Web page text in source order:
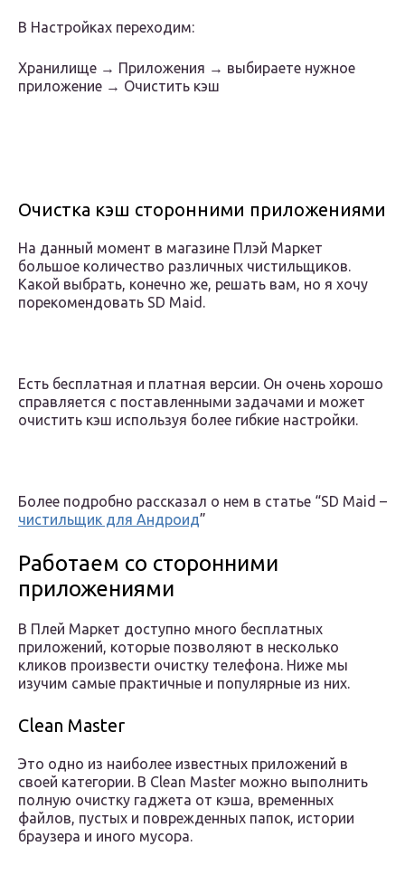
В Настройках переходим:
Хранилище → Приложения → выбираете нужное
приложение → Очистить кэш
Очистка кэш сторонними приложениями
На данный момент в магазине Плэй Маркет
большое количество различных чистильщиков.
Какой выбрать, конечно же, решать вам, но я хочу
порекомендовать SD Maid.
Есть бесплатная и платная версии. Он очень хорошо
справляется с поставленными задачами и может
очистить кэш используя более гибкие настройки.
Более подробно рассказал о нем в статье “SD Maid –
чистильщик для Андроид”
Работаем со сторонними
приложениями
В Плей Маркет доступно много бесплатных
приложений, которые позволяют в несколько
кликов произвести очистку телефона. Ниже мы
изучим самые практичные и популярные из них.
Clean Master
Это одно из наиболее известных приложений в
своей категории. В Clean Master можно выполнить
полную очистку гаджета от кэша, временных
файлов, пустых и поврежденных папок, истории
браузера и иного мусора.